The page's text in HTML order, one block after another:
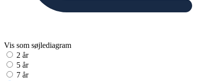
Vis som søjlediagram
2 år
5 år
7 år